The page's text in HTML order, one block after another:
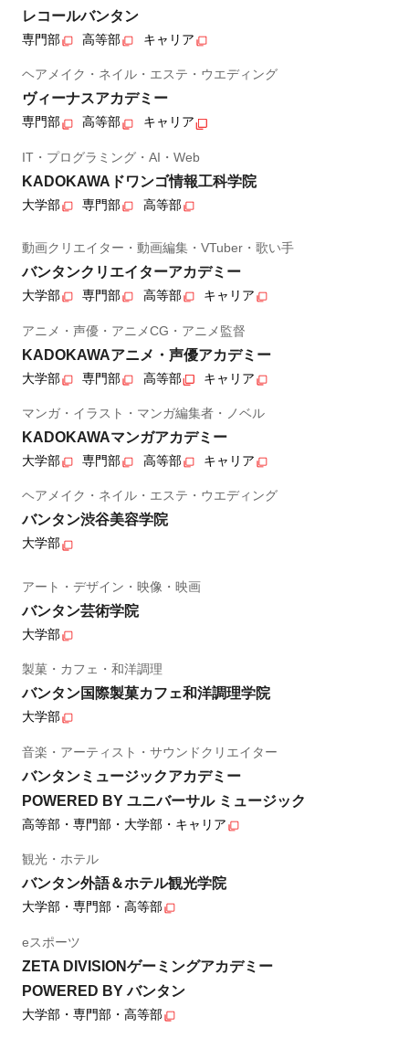
レコールバンタン
専門部 高等部 キャリア
ヘアメイク・ネイル・エステ・ウエディング
ヴィーナスアカデミー
専門部 高等部 キャリア
IT・プログラミング・AI・Web
KADOKAWAドワンゴ情報工科学院
大学部 専門部 高等部
動画クリエイター・動画編集・VTuber・歌い手
バンタンクリエイターアカデミー
大学部 専門部 高等部 キャリア
アニメ・声優・アニメCG・アニメ監督
KADOKAWAアニメ・声優アカデミー
大学部 専門部 高等部 キャリア
マンガ・イラスト・マンガ編集者・ノベル
KADOKAWAマンガアカデミー
大学部 専門部 高等部 キャリア
ヘアメイク・ネイル・エステ・ウエディング
バンタン渋谷美容学院
大学部
アート・デザイン・映像・映画
バンタン芸術学院
大学部
製菓・カフェ・和洋調理
バンタン国際製菓カフェ和洋調理学院
大学部
音楽・アーティスト・サウンドクリエイター
バンタンミュージックアカデミー
POWERED BY ユニバーサル ミュージック
高等部・専門部・大学部・キャリア
観光・ホテル
バンタン外語＆ホテル観光学院
大学部・専門部・高等部
eスポーツ
ZETA DIVISIONゲーミングアカデミー
POWERED BY バンタン
大学部・専門部・高等部